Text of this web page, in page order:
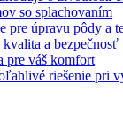
so splachovaním
pre úpravu pôdy a
a bezpečnosť
pre váš komfort
riešenie pri